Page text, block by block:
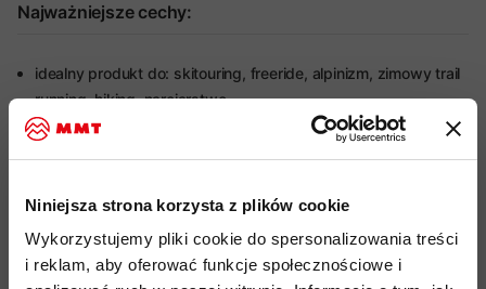
Niniejsza strona korzysta z plików cookie
Wykorzystujemy pliki cookie do spersonalizowania treści
i reklam, aby oferować funkcje społecznościowe i
Najważniejsze cechy:
idealny produkt do: skitouring, freeride, alpinizm, zimowy trail
running, hiking, narciarstwo
miękki, lekki, podwójnie tkany materiał wierzchni aero100 20D
w technologii ripstop wykonany z nylonu pochodzącego w
impregnacja DWR nie zawiera szkodliwych dla zdrowia i
środowiska związków PFC, zapewnia lekką ochronę przed
wilgocią